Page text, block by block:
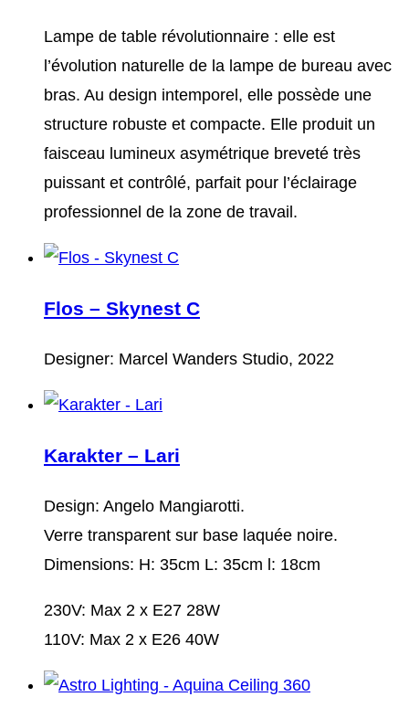
Lampe de table révolutionnaire : elle est
l’évolution naturelle de la lampe de bureau avec
bras. Au design intemporel, elle possède une
structure robuste et compacte. Elle produit un
faisceau lumineux asymétrique breveté très
puissant et contrôlé, parfait pour l’éclairage
professionnel de la zone de travail.
Flos – Skynest C
Designer: Marcel Wanders Studio, 2022
Karakter – Lari
Design: Angelo Mangiarotti.
Verre transparent sur base laquée noire.
Dimensions: H: 35cm L: 35cm l: 18cm
230V: Max 2 x E27 28W
110V: Max 2 x E26 40W